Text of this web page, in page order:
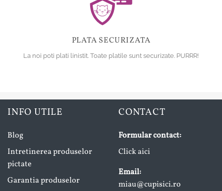
PLATA SECURIZATA
La noi poti plati linistit. Toate platile sunt securizate. PURRR!
INFO UTILE
Blog
Intretinerea produselor
pictate
Garantia produselor
CONTACT
Formular contact:
Click aici
Email:
miau@cupisici.ro